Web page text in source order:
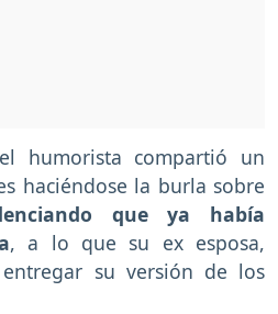
humorista compartió un
haciéndose la burla sobre
que ya había
, a lo que su ex esposa,
su versión de los